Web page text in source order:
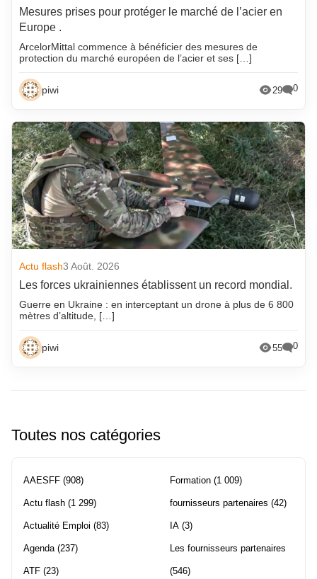
Mesures prises pour protéger le marché de l’acier en
Europe .
ArcelorMittal commence à bénéficier des mesures de
protection du marché européen de l’acier et ses […]
piwi 29 0
Actu flash3 Août. 2026
Les forces ukrainiennes établissent un record mondial.
Guerre en Ukraine : en interceptant un drone à plus de 6 800
mètres d’altitude, […]
piwi 55 0
Toutes nos catégories
AAESFF (908)
Actu flash (1 299)
Actualité Emploi (83)
Agenda(237)
ATF (23)
Formation (1 009)
fournisseurs partenaires (42)
IA (3)
Les fournisseurs partenaires
(546)